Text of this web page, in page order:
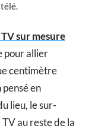
sur mesure
pour allier
centimètre
en
lieu, le sur-
au reste de la